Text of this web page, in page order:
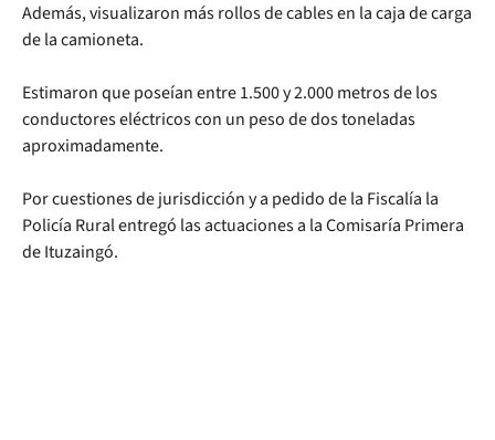
Además, visualizaron más rollos de cables en la caja de carga
de la camioneta.
Estimaron que poseían entre 1.500 y 2.000 metros de los
conductores eléctricos con un peso de dos toneladas
aproximadamente.
Por cuestiones de jurisdicción y a pedido de la Fiscalía la
Policía Rural entregó las actuaciones a la Comisaría Primera
de Ituzaingó.